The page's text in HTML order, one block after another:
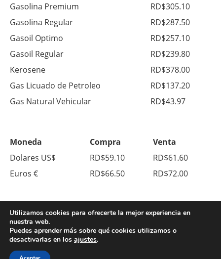
Gasolina Premium
RD$305.10
Gasolina Regular
RD$287.50
Gasoil Optimo
RD$257.10
Gasoil Regular
RD$239.80
Kerosene
RD$378.00
Gas Licuado de Petroleo
RD$137.20
Gas Natural Vehicular
RD$43.97
Moneda Compra
Venta
Dolares US$
RD$59.10
RD$61.60
Euros €
RD$66.50 RD$72.00
© Copyright 2026. All Right Reserved.
Utilizamos cookies para ofrecerte la mejor experiencia en
nuestra web.
Puedes aprender más sobre qué cookies utilizamos o
desactivarlas en los ajustes.